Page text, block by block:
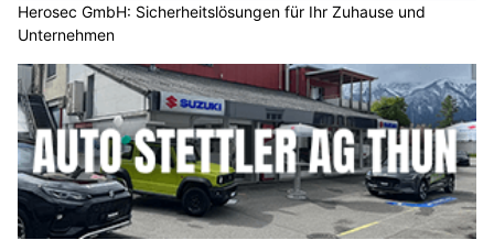
Herosec GmbH: Sicherheitslösungen für Ihr Zuhause und
Unternehmen